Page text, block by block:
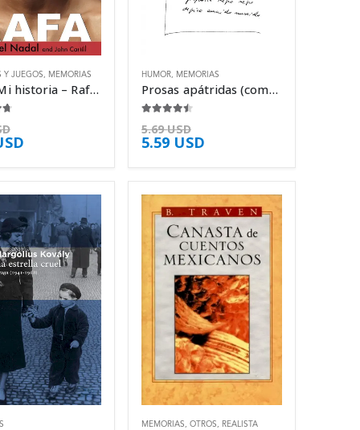
Y JUEGOS , MEMORIAS
RAFA: Mi historia – Rafael Nadal
HUMOR, MEMORIAS
Prosas apátridas (completas) – Julio Ramón Ribeyro
5.69USD
5.59 USD
MEMORIAS , OTROS , REALISTA